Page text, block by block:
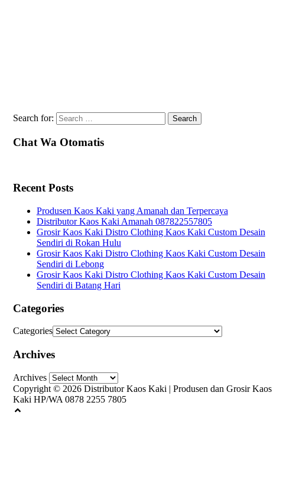
Search for:
Chat Wa Otomatis
Recent Posts
Produsen Kaos Kaki yang Amanah dan Terpercaya
Distributor Kaos Kaki Amanah 087822557805
Grosir Kaos Kaki Distro Clothing Kaos Kaki Custom Desain
Sendiri di Rokan Hulu
Grosir Kaos Kaki Distro Clothing Kaos Kaki Custom Desain
Sendiri di Lebong
Grosir Kaos Kaki Distro Clothing Kaos Kaki Custom Desain
Sendiri di Batang Hari
Categories
Categories
Archives
Archives
Copyright © 2026 Distributor Kaos Kaki | Produsen dan Grosir Kaos
Kaki HP/WA 0878 2255 7805